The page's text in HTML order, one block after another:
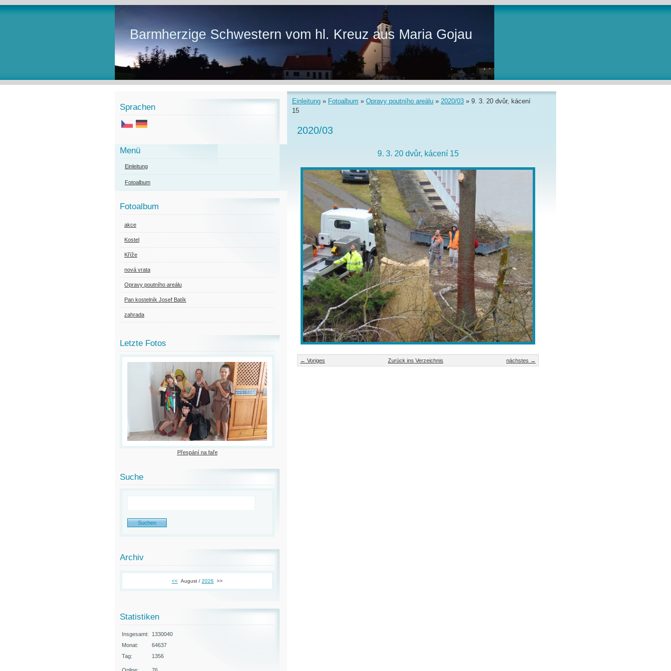
Barmherzige Schwestern vom hl. Kreuz aus Maria Gojau
Einleitung » Fotoalbum » Opravy poutního areálu » 2020/03 » 9. 3. 20 dvůr, kácení
15
2020/03
9. 3. 20 dvůr, kácení 15
← Voriges nächstes →
Zurück ins Verzeichnis
Sprachen
Menü
Einleitung
Fotoalbum
Fotoalbum
akce
Kostel
Kříže
nová vrata
Opravy poutního areálu
Pan kostelník Josef Batík
zahrada
Letzte Fotos
Přespání na faře
Suche
Archiv
<< August / 2026 >>
Statistiken
Insgesamt:
1330040
Monat:
64637
Tag:
1356